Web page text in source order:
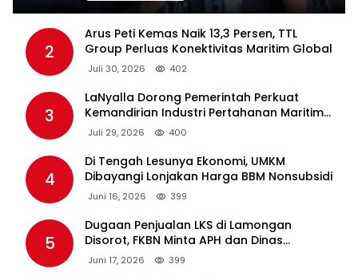
2
Arus Peti Kemas Naik 13,3 Persen, TTL
Group Perluas Konektivitas Maritim Global
Juli 30, 2026 402
3
LaNyalla Dorong Pemerintah Perkuat
Kemandirian Industri Pertahanan Maritim
Lewat PT PAL
Juli 29, 2026 400
4
Di Tengah Lesunya Ekonomi, UMKM
Dibayangi Lonjakan Harga BBM Nonsubsidi
Juni 16, 2026 399
5
Dugaan Penjualan LKS di Lamongan
Disorot, FKBN Minta APH dan Dinas
Pendidikan Bertindak Tegas.
Juni 17, 2026 399